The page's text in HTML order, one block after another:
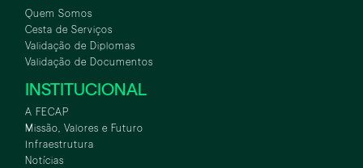
Quem Somos
Cesta de Serviços
Validação de Diplomas
Validação de Documentos
INSTITUCIONAL
A FECAP
Missão, Valores e Futuro
Infraestrutura
Notícias